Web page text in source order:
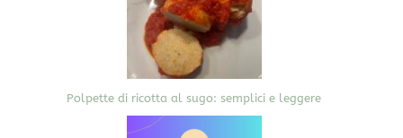
Polpette di ricotta al sugo: semplici e leggere